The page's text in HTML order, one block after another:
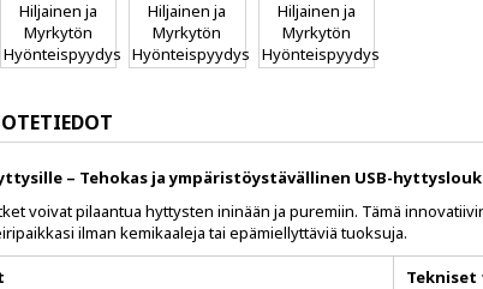
– Tehokas ja ympäristöystävällinen USB-
voivat pilaantua hyttysten ininään ja puremiin. Tämä
ilman kemikaaleja tai epämiellyttäviä tuoksuja.